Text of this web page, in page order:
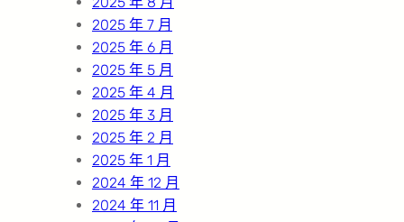
2025 年 7 月
2025 年 6 月
2025 年 5 月
2025 年 4 月
2025 年 3 月
2025 年 2 月
2025 年 1 月
2024 年 12 月
2024 年 11 月